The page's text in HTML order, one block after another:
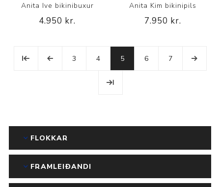
Anita Ive bikinibuxur
4.950 kr.
Anita Kim bikinipils
7.950 kr.
3 4 5 6 7
FLOKKAR
FRAMLEIÐANDI